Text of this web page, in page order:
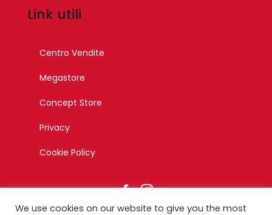
Link utili
Centro Vendite
Megastore
Concept Store
Privacy
Cookie Policy
We use cookies on our website to give you the most